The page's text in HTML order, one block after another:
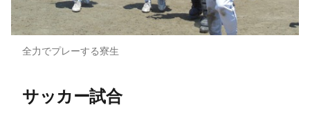
全力でプレーする寮生
サッカー試合